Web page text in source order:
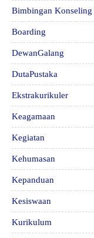
Bimbingan Konseling
Boarding
DewanGalang
DutaPustaka
Ekstrakurikuler
Keagamaan
Kegiatan
Kehumasan
Kepanduan
Kesiswaan
Kurikulum